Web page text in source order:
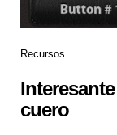
Recursos
cuero